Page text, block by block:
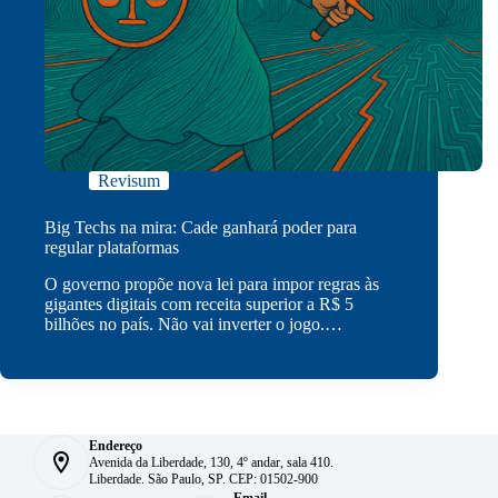
Revisum
Big Techs na mira: Cade ganhará poder para
regular plataformas
O governo propõe nova lei para impor regras às
gigantes digitais com receita superior a R$ 5
bilhões no país. Não vai inverter o jogo.…
Endereço
Avenida da Liberdade, 130, 4º andar, sala 410.
Liberdade. São Paulo, SP. CEP: 01502-900